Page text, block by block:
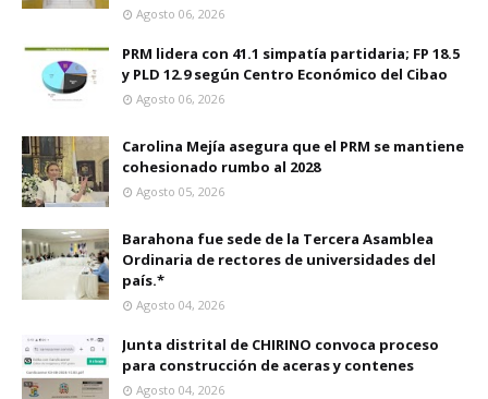
Agosto 06, 2026
PRM lidera con 41.1 simpatía partidaria; FP 18.5
y PLD 12.9 según Centro Económico del Cibao
Agosto 06, 2026
Carolina Mejía asegura que el PRM se mantiene
cohesionado rumbo al 2028
Agosto 05, 2026
Barahona fue sede de la Tercera Asamblea
Ordinaria de rectores de universidades del
país.*
Agosto 04, 2026
Junta distrital de CHIRINO convoca proceso
para construcción de aceras y contenes
Agosto 04, 2026